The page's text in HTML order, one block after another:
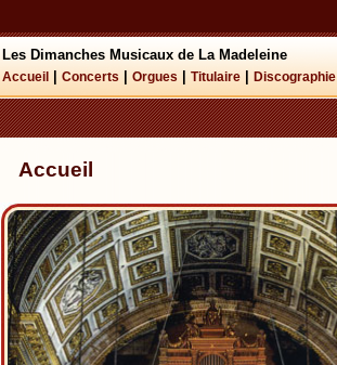
Les Dimanches Musicaux de La Madeleine
Accueil Concerts Orgues Titulaire Discographie
Accueil